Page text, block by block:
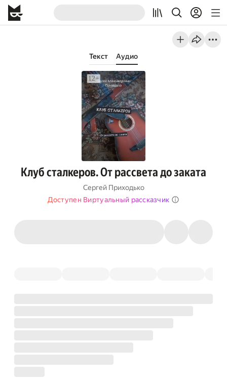
Текст Аудио
Клуб сталкеров. От рассвета до заката
Сергей Приходько
Доступен Виртуальный рассказчик